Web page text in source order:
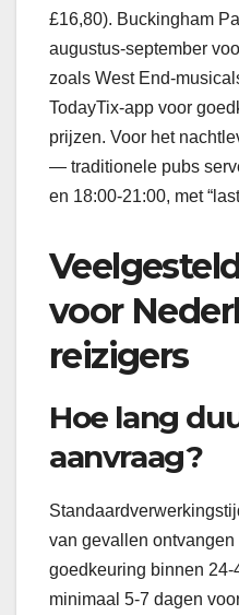
£16,80). Buckingham
augustus-september
zoals West End-
TodayTix-app voor
prijzen. Voor het
— traditionele pubs
en 18:00-21:00, met
voor
reizigers
Hoe lang
aanvraag?
van gevallen
goedkeuring binnen 24-
minimaal 5-7 dagen